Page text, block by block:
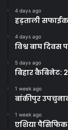
4 days ago
हड़ताली
4 days ago
विश्व बाघ
5 days ago
बिहार कैबिनेट:
1 week ago
बांकीपुर
1 week ago
एशिया पैसिफिक